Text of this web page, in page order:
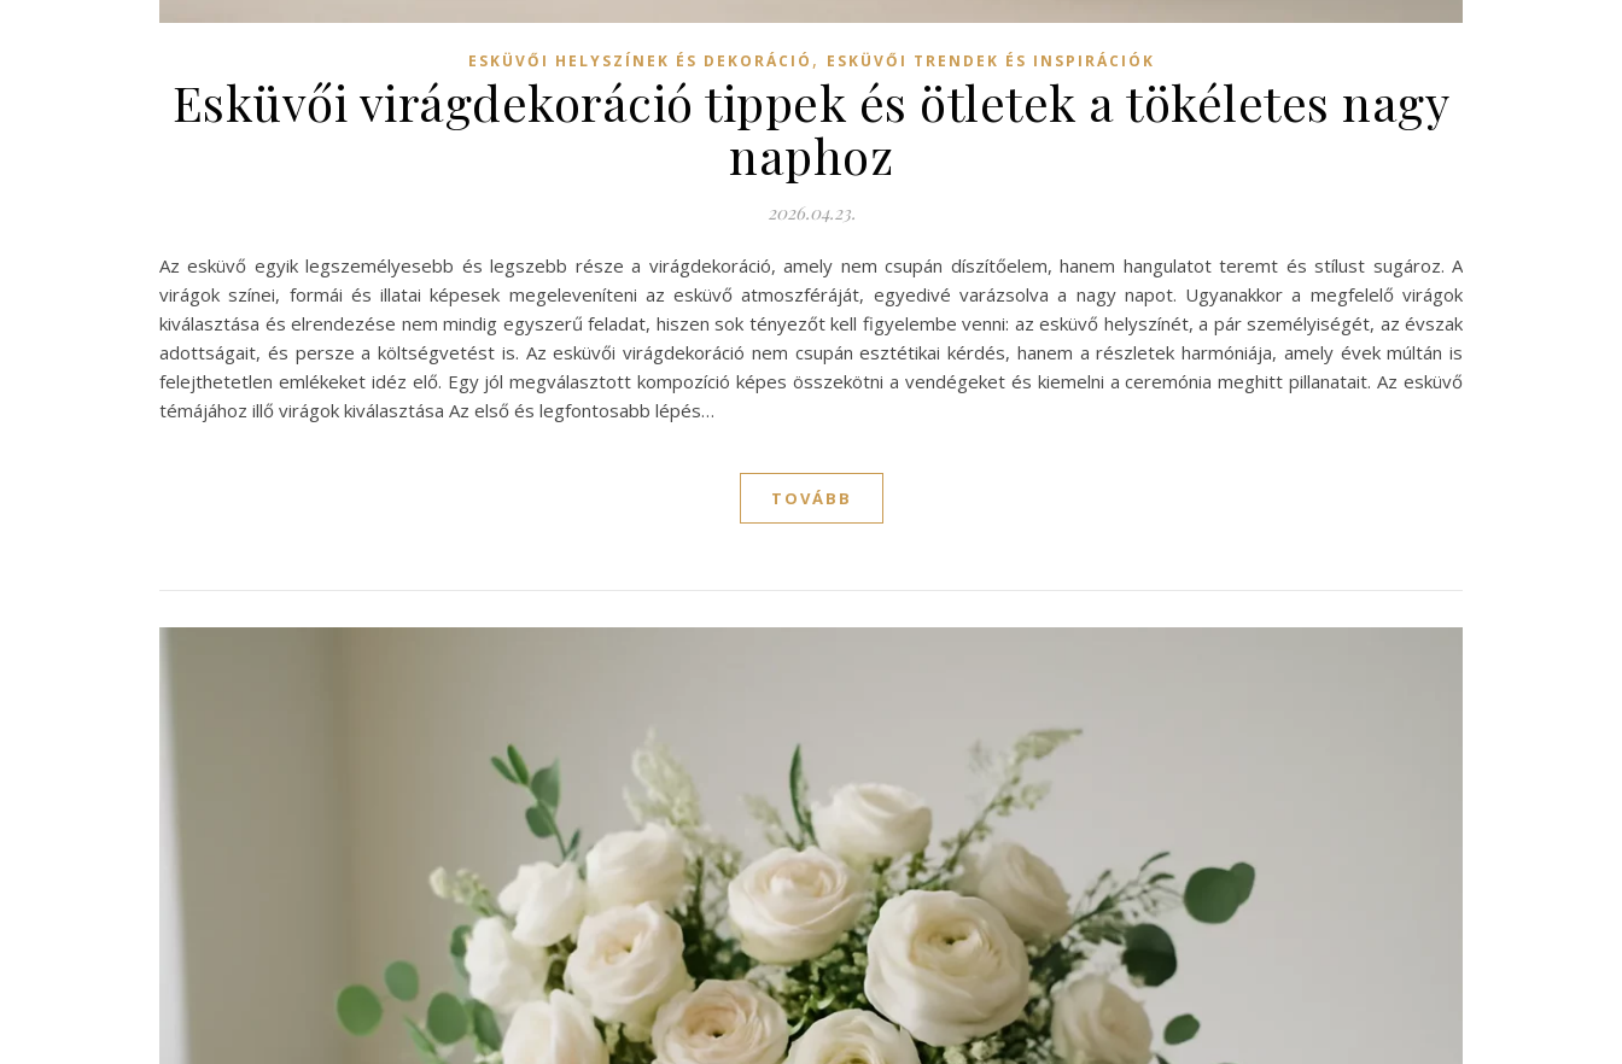
ESKÜVŐI HELYSZÍNEK ÉS DEKORÁCIÓ , ESKÜVŐI TRENDEK ÉS INSPIRÁCIÓK
Esküvői virágdekoráció tippek és ötletek a tökéletes nagy
naphoz
2026.04.23.
Az esküvő egyik legszemélyesebb és legszebb része a virágdekoráció, amely nem csupán díszítőelem, hanem hangulatot teremt és stílust sugároz. A
virágok színei, formái és illatai képesek megeleveníteni az esküvő atmoszféráját, egyedivé varázsolva a nagy napot. Ugyanakkor a megfelelő virágok
kiválasztása és elrendezése nem mindig egyszerű feladat, hiszen sok tényezőt kell figyelembe venni: az esküvő helyszínét, a pár személyiségét, az évszak
adottságait, és persze a költségvetést is. Az esküvői virágdekoráció nem csupán esztétikai kérdés, hanem a részletek harmóniája, amely évek múltán is
felejthetetlen emlékeket idéz elő. Egy jól megválasztott kompozíció képes összekötni a vendégeket és kiemelni a ceremónia meghitt pillanatait. Az esküvő
témájához illő virágok kiválasztása Az első és legfontosabb lépés…
TOVÁBB